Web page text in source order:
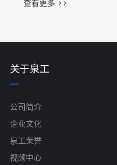
关于泉工
公司简介
企业文化
泉工荣誉
视频中心